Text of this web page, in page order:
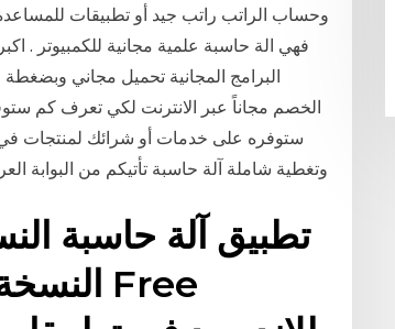
وحساب الراتب راتب جيد أو تطبيقات للمساعدة
البرامج المجانية تحميل مجاني
الخصم مجاناً عبر الانترنت لكي تعرف كم
ستوفره على خدمات أو شرائك لمنتجات في
وتغطية شاملة آلة حاسبة تأتيكم من البوابة
تطبيق آلة حاسبة